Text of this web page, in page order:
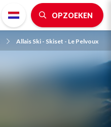
OPZOEKEN
Allais Ski - Skiset - Le Pelvoux